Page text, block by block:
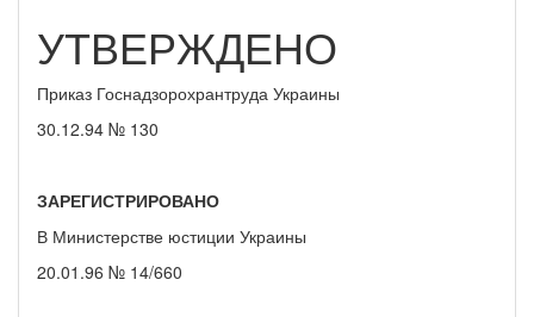
УТВЕРЖДЕНО
Приказ Госнадзорохрантруда Украины
30.12.94 № 130
ЗАРЕГИСТРИРОВАНО
В Министерстве юстиции Украины
20.01.96 № 14/660